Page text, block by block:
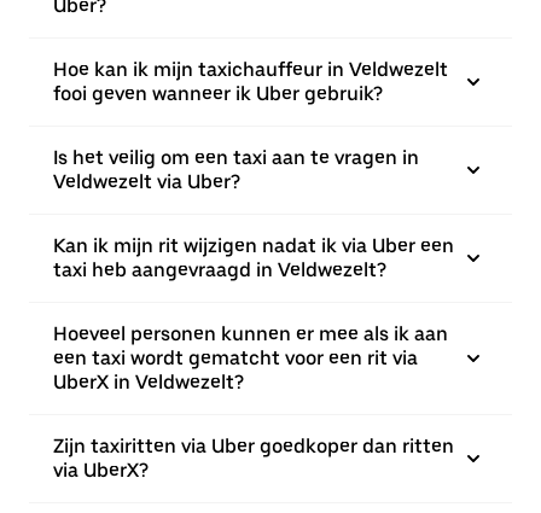
Uber?
Hoe kan ik mijn taxichauffeur in Veldwezelt
fooi geven wanneer ik Uber gebruik?
Is het veilig om een taxi aan te vragen in
Veldwezelt via Uber?
Kan ik mijn rit wijzigen nadat ik via Uber een
taxi heb aangevraagd in Veldwezelt?
Hoeveel personen kunnen er mee als ik aan
een taxi wordt gematcht voor een rit via
UberX in Veldwezelt?
Zijn taxiritten via Uber goedkoper dan ritten
via UberX?